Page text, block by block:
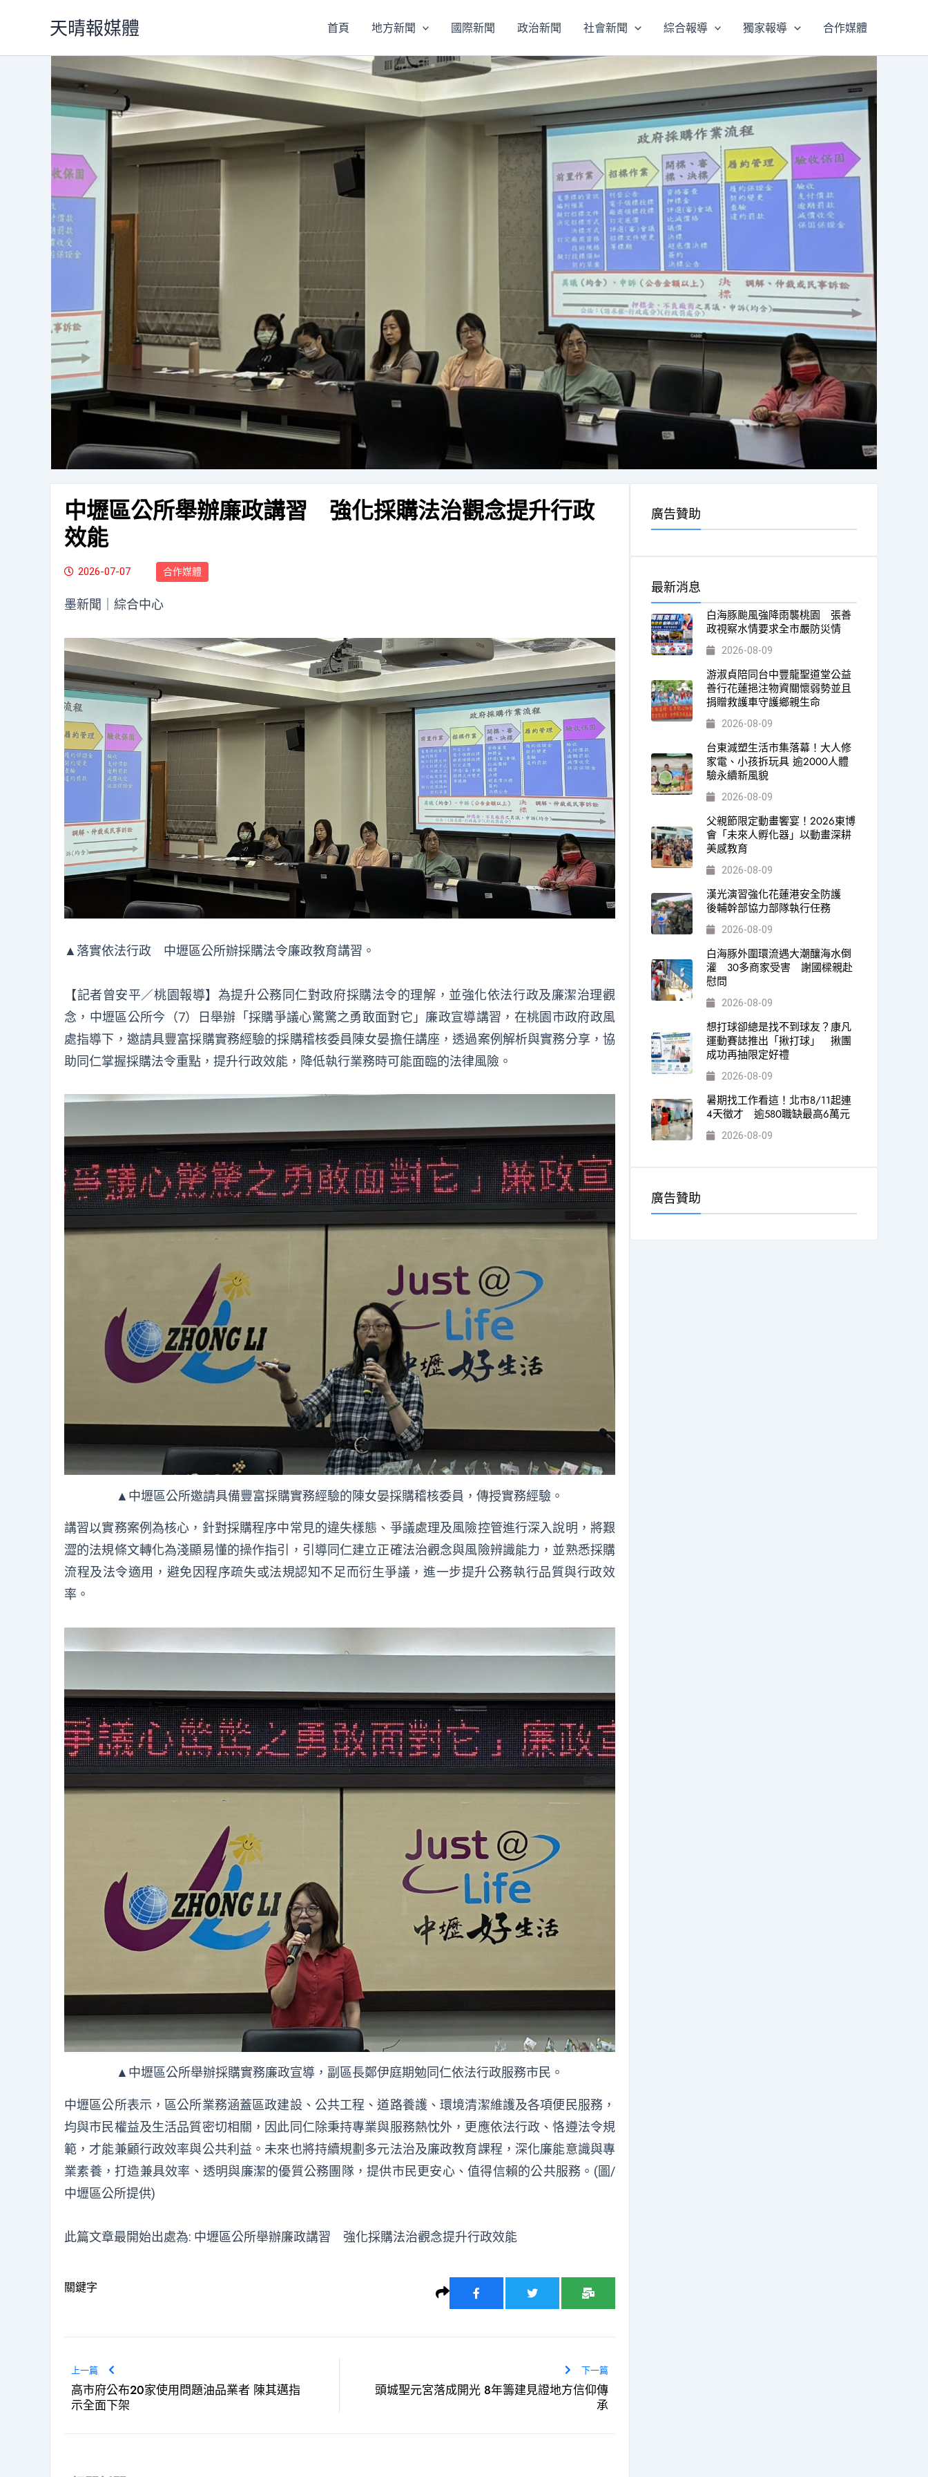
天晴報媒體 首頁 地方新聞 國際新聞 政治新聞 社會新聞 綜合報導 獨家報導 合作媒體
中壢區公所舉辦廉政講習 強化採購法治觀念提升行政
效能
2026-07-07 合作媒體
墨新聞 ｜綜合中心
▲落實依法行政 中壢區公所辦採購法令廉政教育講習。
【記者曾安平／桃園報導】為提升公務同仁對政府採購法令的理解，並強化依法行政及廉潔治理觀
念，中壢區公所今（7）日舉辦「採購爭議心驚驚之勇敢面對它」廉政宣導講習，在桃園市政府政風
處指導下，邀請具豐富採購實務經驗的採購稽核委員陳女晏擔任講座，透過案例解析與實務分享，協
助同仁掌握採購法令重點，提升行政效能，降低執行業務時可能面臨的法律風險。
▲中壢區公所邀請具備豐富採購實務經驗的陳女晏採購稽核委員，傳授實務經驗。
講習以實務案例為核心，針對採購程序中常見的違失樣態、爭議處理及風險控管進行深入說明，將艱
澀的法規條文轉化為淺顯易懂的操作指引，引導同仁建立正確法治觀念與風險辨識能力，並熟悉採購
流程及法令適用，避免因程序疏失或法規認知不足而衍生爭議，進一步提升公務執行品質與行政效
率。
▲中壢區公所舉辦採購實務廉政宣導，副區長鄭伊庭期勉同仁依法行政服務市民。
中壢區公所表示，區公所業務涵蓋區政建設、公共工程、道路養護、環境清潔維護及各項便民服務，
均與市民權益及生活品質密切相關，因此同仁除秉持專業與服務熱忱外，更應依法行政、恪遵法令規
範，才能兼顧行政效率與公共利益。未來也將持續規劃多元法治及廉政教育課程，深化廉能意識與專
業素養，打造兼具效率、透明與廉潔的優質公務團隊，提供市民更安心、值得信賴的公共服務。(圖/
中壢區公所提供)
此篇文章最開始出處為: 中壢區公所舉辦廉政講習 強化採購法治觀念提升行政效能
關鍵字
上一篇
高市府公布20家使用問題油品業者 陳其邁指
示全面下架
下一篇
頭城聖元宮落成開光 8年籌建見證地方信仰傳
承
廣告贊助
最新消息
白海豚颱風強降雨襲桃園 張善
政視察水情要求全市嚴防災情
2026-08-09
游淑貞陪同台中豐龍聖道堂公益
善行花蓮挹注物資關懷弱勢並且
捐贈救護車守護鄉親生命
2026-08-09
台東減塑生活市集落幕！大人修
家電、小孩拆玩具 逾2000人體
驗永續新風貌
2026-08-09
父親節限定動畫饗宴！2026東博
會「未來人孵化器」以動畫深耕
美感教育
2026-08-09
漢光演習強化花蓮港安全防護
後輔幹部協力部隊執行任務
2026-08-09
白海豚外圍環流遇大潮釀海水倒
灌 30多商家受害 謝國樑親赴
慰問
2026-08-09
想打球卻總是找不到球友？康凡
運動賽誌推出「揪打球」 揪團
成功再抽限定好禮
2026-08-09
暑期找工作看這！北市8/11起連
4天徵才 逾580職缺最高6萬元
2026-08-09
廣告贊助